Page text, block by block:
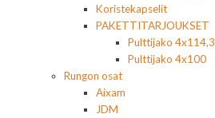
Koristekapselit
PAKETTITARJOUKSET
Pulttijako 4x114,3
Pulttijako 4x100
Rungon osat
Aixam
JDM